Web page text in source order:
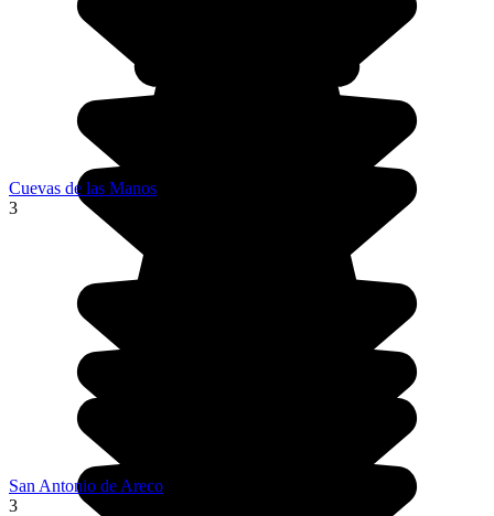
Cuevas de las Manos
3
San Antonio de Areco
3